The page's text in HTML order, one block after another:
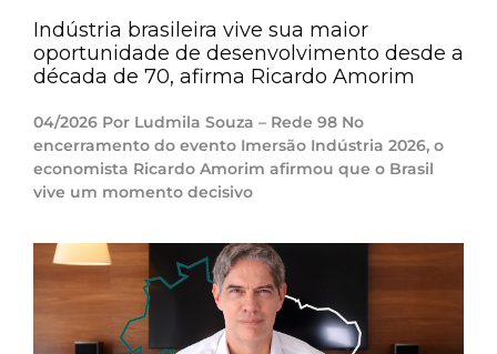
Indústria brasileira vive sua maior
oportunidade de desenvolvimento desde a
década de 70, afirma Ricardo Amorim
04/2026 Por Ludmila Souza – Rede 98 No
encerramento do evento Imersão Indústria 2026, o
economista Ricardo Amorim afirmou que o Brasil
vive um momento decisivo